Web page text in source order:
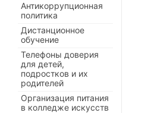
Антикоррупционная
политика
Дистанционное
обучение
Телефоны доверия
для детей,
подростков и их
родителей
Организация питания
в колледже искусств